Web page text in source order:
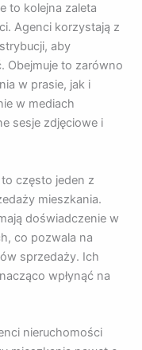
to kolejna zaleta
Agenci korzystają z
aby
Obejmuje to zarówno
w prasie, jak i
w mediach
sesje zdjęciowe i
często jeden z
mieszkania.
doświadczenie w
co pozwala na
sprzedaży. Ich
wpłynąć na
nieruchomości